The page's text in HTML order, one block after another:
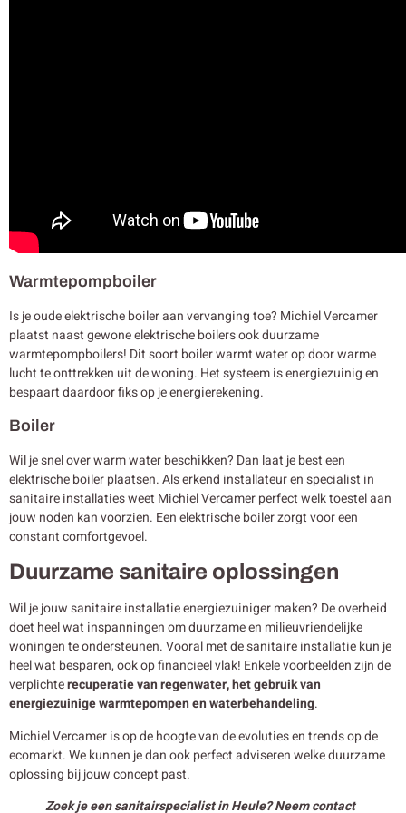
Warmtepompboiler
Is je oude elektrische boiler aan vervanging toe? Michiel Vercamer
plaatst naast gewone elektrische boilers ook duurzame
warmtepompboilers! Dit soort boiler warmt water op door warme
lucht te onttrekken uit de woning. Het systeem is energiezuinig en
bespaart daardoor fiks op je energierekening.
Boiler
Wil je snel over warm water beschikken? Dan laat je best een
elektrische boiler plaatsen. Als erkend installateur en specialist in
sanitaire installaties weet Michiel Vercamer perfect welk toestel aan
jouw noden kan voorzien. Een elektrische boiler zorgt voor een
constant comfortgevoel.
Duurzame sanitaire oplossingen
Wil je jouw sanitaire installatie energiezuiniger maken? De overheid
doet heel wat inspanningen om duurzame en milieuvriendelijke
woningen te ondersteunen. Vooral met de sanitaire installatie kun je
heel wat besparen, ook op financieel vlak! Enkele voorbeelden zijn de
verplichterecuperatie van regenwater, het gebruik van
energiezuinige warmtepompen en waterbehandeling.
Michiel Vercamer is op de hoogte van de evoluties en trends op de
ecomarkt. We kunnen je dan ook perfect adviseren welke duurzame
oplossing bij jouw concept past.
Zoek je een sanitairspecialist in Heule? Neem contact